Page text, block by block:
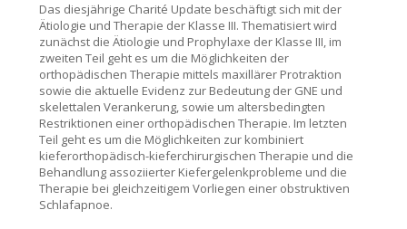
Das diesjährige Charité Update beschäftigt sich mit der
Ätiologie und Therapie der Klasse III. Thematisiert wird
zunächst die Ätiologie und Prophylaxe der Klasse III, im
zweiten Teil geht es um die Möglichkeiten der
orthopädischen Therapie mittels maxillärer Protraktion
sowie die aktuelle Evidenz zur Bedeutung der GNE und
skelettalen Verankerung, sowie um altersbedingten
Restriktionen einer orthopädischen Therapie. Im letzten
Teil geht es um die Möglichkeiten zur kombiniert
kieferorthopädisch-kieferchirurgischen Therapie und die
Behandlung assoziierter Kiefergelenkprobleme und die
Therapie bei gleichzeitigem Vorliegen einer obstruktiven
Schlafapnoe.